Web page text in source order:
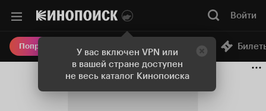
У вас включен VPN или
в вашей стране доступен
не весь каталог Кинопоиска
Войти
Попробовать Плюс Онлайн-кинотеатр